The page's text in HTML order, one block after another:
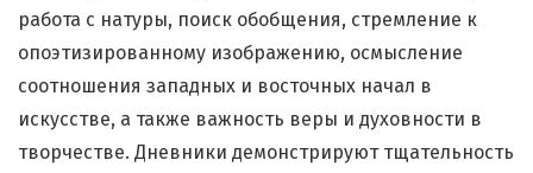
работа с натуры, поиск обобщения, стремление к
опоэтизированному изображению, осмысление
соотношения западных и восточных начал в
искусстве, а также важность веры и духовности в
творчестве. Дневники демонстрируют тщательность